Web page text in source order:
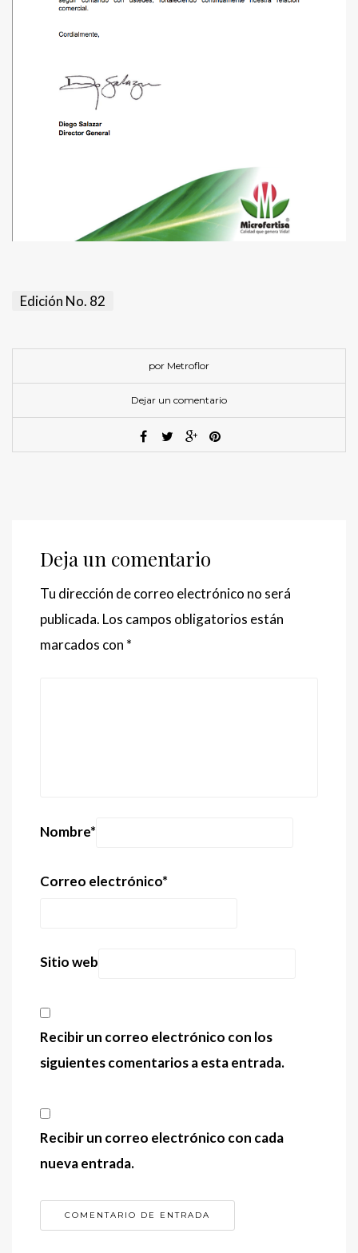
Edición No. 82
por Metroflor
Dejar un comentario
Deja un comentario
Tu dirección de correo electrónico no será
publicada. Los campos obligatorios están
marcados con *
Nombre*
Correo electrónico*
Sitio web
Recibir un correo electrónico con los
siguientes comentarios a esta entrada.
Recibir un correo electrónico con cada
nueva entrada.